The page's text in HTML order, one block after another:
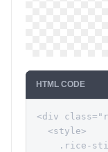
HTML CODE
<div
  <style>
.rice-